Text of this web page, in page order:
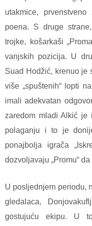
utakmice,
poena. S druge
trojke, košarkaši
vanjskih pozicija. U
Suad Hodžić, krenuo je
više „spuštenih“ lopti
imali adekvatan
zaredom mladi Alkić je
polaganju i to je
ponajbolja igrača
dozvoljavaju „Promu“
U posljednjem periodu,
gledalaca,
gostujuću ekipu. U